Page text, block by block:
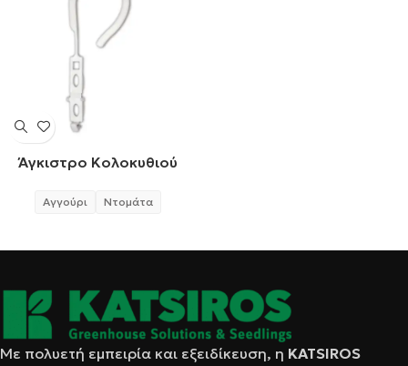
Άγκιστρο Κολοκυθιού
Αγγούρι Ντομάτα
Με πολυετή εμπειρία και εξειδίκευση, η KATSIRΟS